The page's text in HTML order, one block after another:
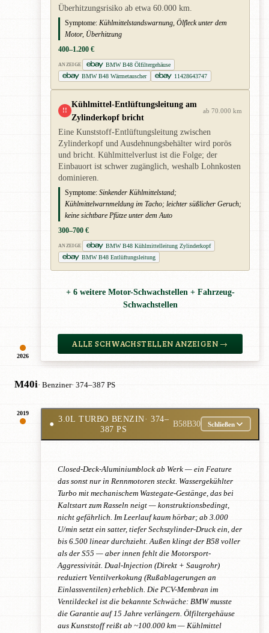
2026
Überhitzungsrisiko ab etwa 60.000 km.
Symptome: Kühlmittelstandswarnung, Ölfleck unter dem
Motor, Überhitzung
400–1.200 €
ANZEIGE
BMW B48 Ölfiltergehäuse
BMW B48 Wärmetauscher
11428643747
!!
Kühlmittel-Entlüftungsleitung am
Zylinderkopf bricht
ab 70.000 km
Eine Kunststoff-Entlüftungsleitung zwischen
Zylinderkopf und Ausdehnungsbehälter wird porös
und bricht. Kühlmittelverlust ist die Folge; der
Einbauort ist schwer zugänglich, weshalb Lohnkosten
dominieren.
Symptome: Sinkender Kühlmittelstand;
Kühlmittelwarnmeldung im Tacho; leichter süßlicher Geruch;
keine sichtbare Pfütze unter dem Auto
300–700 €
ANZEIGE
BMW B48 Kühlmittelleitung Zylinderkopf
BMW B48 Entlüftungsleitung
+ 6 weitere Motor-Schwachstellen + Fahrzeug-
Schwachstellen
ALLE SCHWACHSTELLEN ANZEIGEN →
M40i· Benziner· 374–387 PS
2019
●
3.0L TURBO BENZIN· 374–
387 PS
B58B30 Schließen
Closed-Deck-Aluminiumblock ab Werk — ein Feature
das sonst nur in Rennmotoren steckt. Wassergekühlter
Turbo mit mechanischem Wastegate-Gestänge, das bei
Kaltstart zum Rasseln neigt — konstruktionsbedingt,
nicht gefährlich. Im Leerlauf kaum hörbar; ab 3.000
U/min setzt ein satter, tiefer Sechszylinder-Druck ein, der
bis 6.500 linear durchzieht. Außen klingt der B58 voller
als der S55 — aber innen fehlt die Motorsport-
Aggressivität. Dual-Injection (Direkt + Saugrohr)
reduziert Ventilverkokung (Rußablagerungen an
Einlassventilen) erheblich. Die PCV-Membran im
Ventildeckel ist die bekannte Schwäche: BMW musste
die Garantie auf 15 Jahre verlängern. Ölfiltergehäuse
aus Kunststoff reißt ab ~100.000 km — Kühlmittel